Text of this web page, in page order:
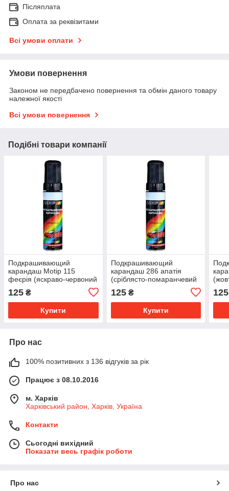
Післяплата
Оплата за реквізитами
Всі умови оплати
Умови повернення
Законом не передбачено повернення та обмін даного товару
належної якості
Всі умови повернення
Подібні товари компанії
Подкрашивающий
карандаш Motip 115
феєрія (яскраво-червоний
125 ₴
Купити
Подкрашивающий
карандаш 286 апатія
(сріблясто-помаранчевий
125₴
Купити
125
Про нас
100% позитивних з 136 відгуків за рік
Працює з 08.10.2016
м. Харків
Харківський район, Харків, Україна
Контакти
Сьогодні вихідний
Показати весь графік роботи
Про нас